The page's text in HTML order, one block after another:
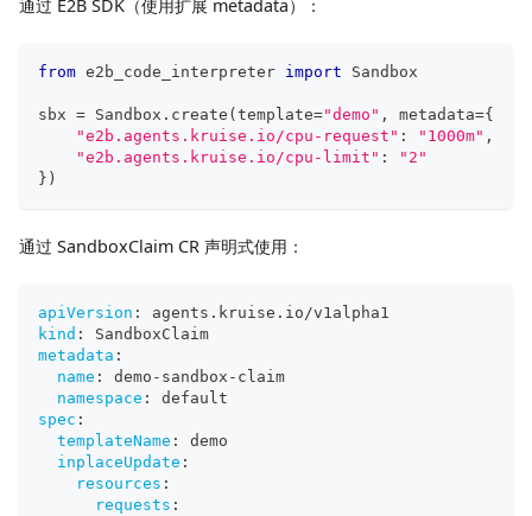
通过 E2B SDK（使用扩展 metadata）：
from e2b_code_interpreter import Sandbox
sbx = Sandbox . create ( template="demo" , metadata={
"e2b.agents.kruise.io/cpu-request" : "1000m" ,
"e2b.agents.kruise.io/cpu-limit" :
"2"
} )
通过 SandboxClaim CR 声明式使用：
apiVersion :
agents.kruise.io/v1alpha1
kind :
SandboxClaim
metadata :
name : demo - sandbox - claim
namespace :
default
spec :
templateName :
demo
inplaceUpdate :
resources :
requests :